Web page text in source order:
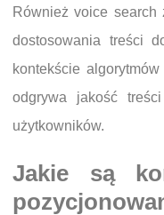
Również voice search
dostosowania treści
kontekście
odgrywa jakość
użytkowników.
Jakie są